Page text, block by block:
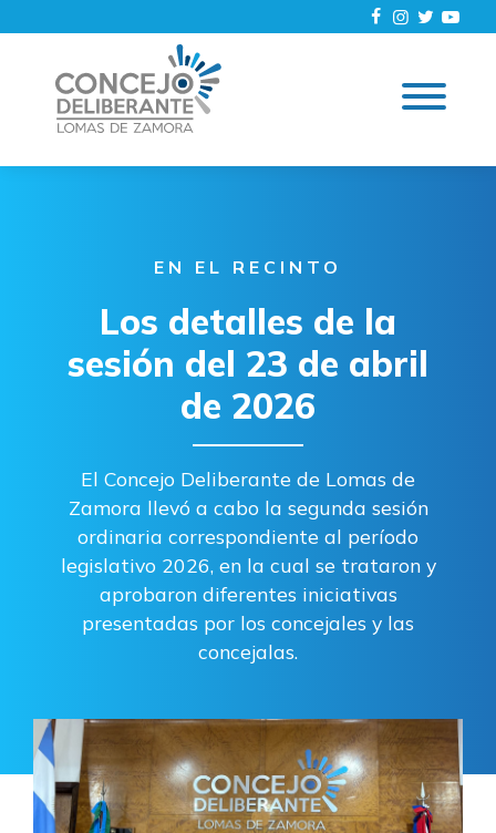
EN EL RECINTO
Los detalles de la
sesión del 23 de abril
de 2026
El Concejo Deliberante de Lomas de
Zamora llevó a cabo la segunda sesión
ordinaria correspondiente al período
legislativo 2026, en la cual se trataron y
aprobaron diferentes iniciativas
presentadas por los concejales y las
concejalas.